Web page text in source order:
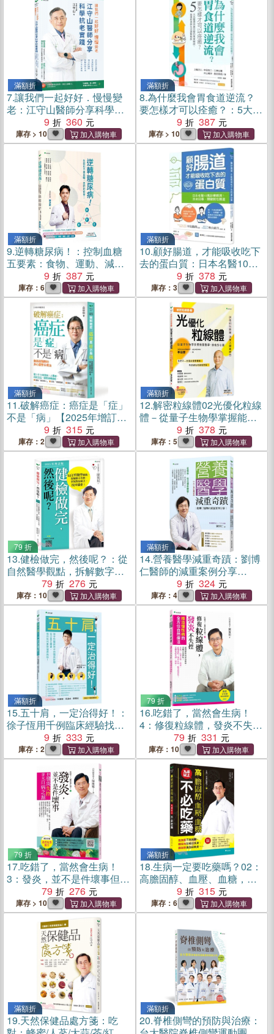
滿額折
7.讓我們一起好好．慢慢變
老：江守山醫師分享科學抗
老實踐：去除老化細胞、恢
復端粒長度、增加幹細胞、
啟動自噬作用、減少老化毒
9 360
庫存 > 10
滿額折
8.為什麼我會胃食道逆流？
要怎樣才可以痊癒？：5大名
醫提供最完整的專業解說，
指導飲食與生活調整祕訣
9 387
庫存 > 10
滿額折
9.逆轉糖尿病！：控制血糖
五要素：食物、運動、減重
(脂)、藥物、監測裝置＋飲食
控制四原子：總量、種類、
順序、速度
9 387
庫存：6
滿額折
10.顧好腸道，才能吸收吃下
去的蛋白質：日本名醫10萬
診療親測有效-抗老回春，關
鍵就在腸道
9 378
庫存：3
滿額折
11.破解癌症：癌症是「症」
不是「病」【2025年增訂
9 315
庫存：2
滿額折
12.解密粒線體02光優化粒線
體－從量子生物學掌握能量
醫學，療癒身心靈
9 378
庫存：5
79 折
13.健檢做完，然後呢？：從
自然醫學觀點，拆解數字真
相，掌握對症處方，找回健
康！【2025年增訂版】
79 276
庫存：10
滿額折
14.營養醫學減重奇蹟：劉博
仁醫師的減重案例分享
【2025年增訂版】
9 324
庫存：4
滿額折
15.五十肩，一定治得好！：
徐子恆用千例臨床經驗找出
真正關鍵，教你如何重拾健
康肩膀！
9 333
庫存：2
79 折
16.吃錯了，當然會生病！
4：修復粒線體，發炎不失控
根治慢性病的全方位自然療
法
79 331
庫存：10
79 折
17.吃錯了，當然會生病！
3：發炎，並不是件壞事但發
炎失控，就是百病之源
79 276
庫存 > 10
滿額折
18.生病一定要吃藥嗎？02：
高膽固醇、血壓、血糖，九
成以上不必吃藥
9 315
庫存：6
滿額折
19.天然保健品處方箋：吃
滿額折
20.脊椎側彎的預防與治療：